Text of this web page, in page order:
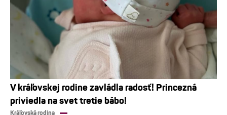
V kráľovskej rodine zavládla radosť! Princezná
priviedla na svet tretie bábo!
Kráľovská rodina